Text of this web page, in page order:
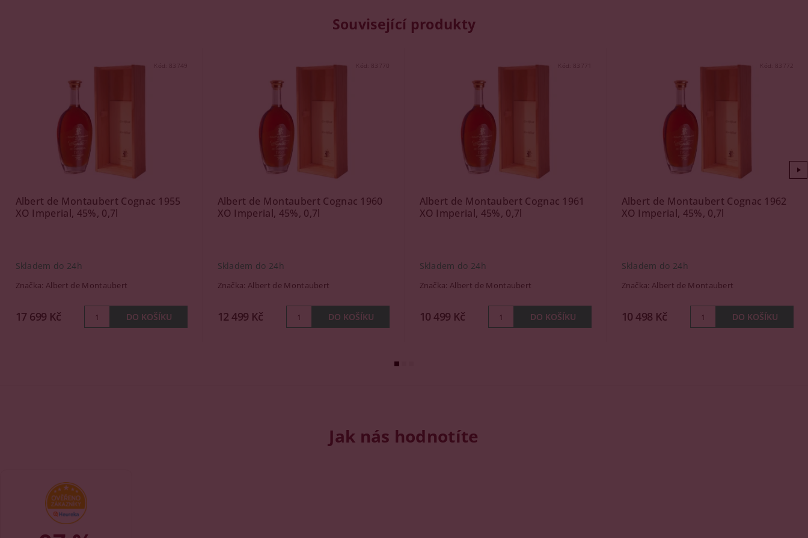
Související produkty
Kód: 83749
Albert de Montaubert Cognac 1955
XO Imperial, 45%, 0,7l
Skladem do 24h
Značka:Albert de Montaubert
17 699 Kč
Kód: 83770
Albert de Montaubert Cognac 1960
XO Imperial, 45%, 0,7l
Skladem do 24h
Značka:Albert de Montaubert
12 499 Kč
Kód: 83771
Albert de Montaubert Cognac 1961
XO Imperial, 45%, 0,7l
Skladem do 24h
Značka:Albert de Montaubert
10 499 Kč
Kód: 83772
Albert de Montaubert Cognac 1962
XO Imperial, 45%, 0,7l
Skladem do 24h
Značka:Albert de Montaubert
10 498 Kč
Jak nás hodnotíte